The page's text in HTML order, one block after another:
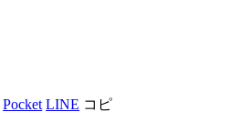
Pocket LINE コピ